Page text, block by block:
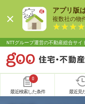
アプリ版
複数社の物
NTTグループ運営の不動産総合サイ
0
最近検索した条件 最近見